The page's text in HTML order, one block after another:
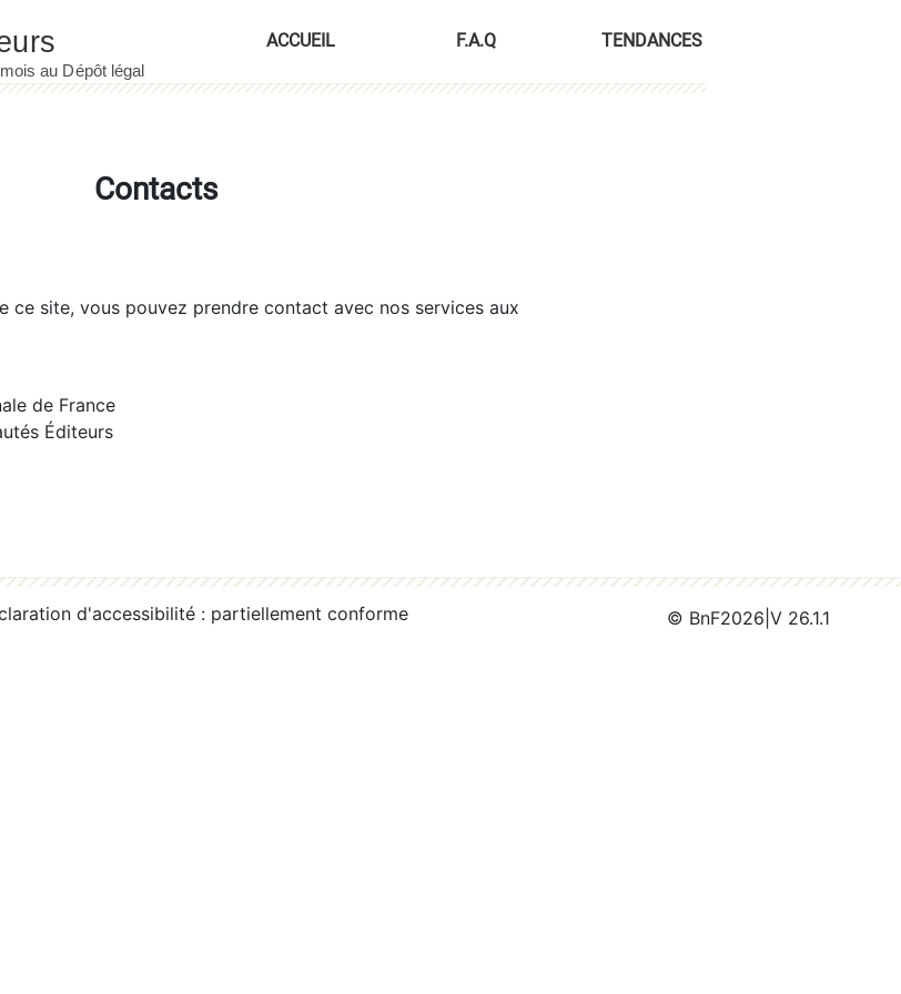
ACCUEIL F.A.Q TENDANCES
Contacts
ce site, vous pouvez prendre contact avec nos services aux
de France
Éditeurs
d'accessibilité : partiellement conforme © BnF2026 V 26.1.1